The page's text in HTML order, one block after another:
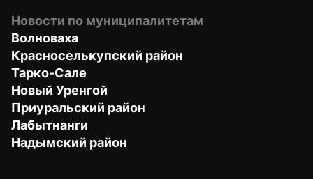
Новости по муниципалитетам
Волноваха
Красноселькупский район
Тарко-Сале
Новый Уренгой
Приуральский район
Лабытнанги
Надымский район